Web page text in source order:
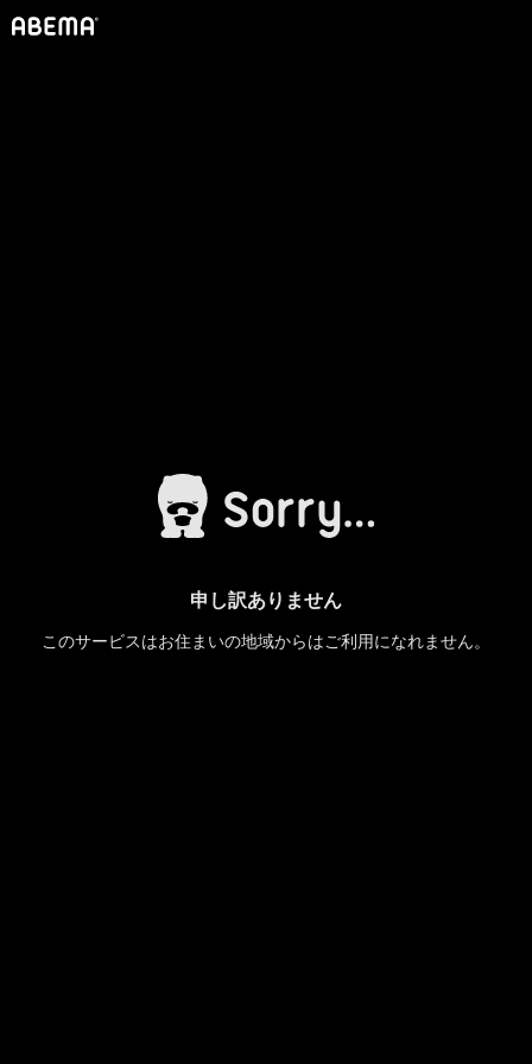
申し訳ありません
このサービスはお住まいの地域からはご利用になれません。